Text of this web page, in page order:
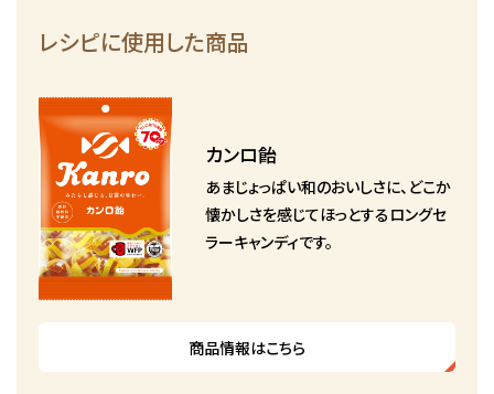
レシピに使用した商品
カンロ飴
あまじょっぱい和のおいしさに、どこか
懐かしさを感じてほっとするロングセ
ラーキャンディです。
商品情報はこちら